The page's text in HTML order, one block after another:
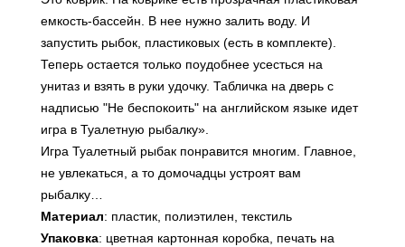
емкость-бассейн. В нее нужно залить воду. И
запустить рыбок, пластиковых (есть в комплекте).
Теперь остается только поудобнее усесться на
унитаз и взять в руки удочку. Табличка на дверь с
надписью "Не беспокоить" на английском языке идет
игра в Туалетную рыбалку».
Игра Туалетный рыбак понравится многим. Главное,
не увлекаться, а то домочадцы устроят вам
рыбалку…
Материал: пластик, полиэтилен, текстиль
Упаковка: цветная картонная коробка, печать на